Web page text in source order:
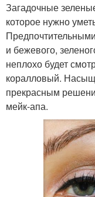
Загадочные
которое нужно
и бежевого,
неплохо будет
коралловый.
прекрасным
мейк-апа.